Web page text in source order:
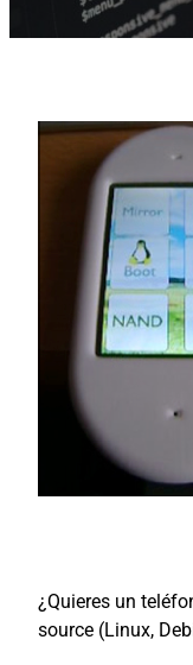
¿Quieres un
source (Linux,